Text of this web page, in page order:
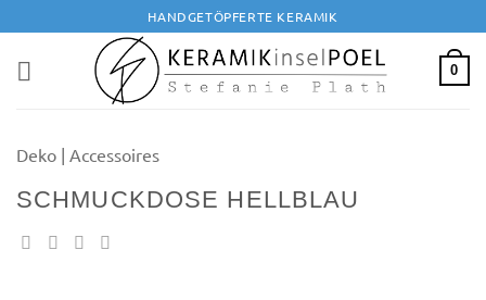
Inhalt
springen
HANDGETÖPFERTE KERAMIK
0
Deko | Accessoires
SCHMUCKDOSE HELLBLAU